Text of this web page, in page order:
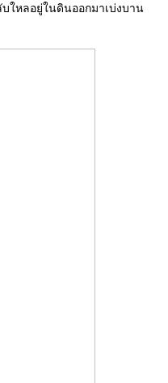
ใหลอยู่ในดินออกมาเบ่งบาน